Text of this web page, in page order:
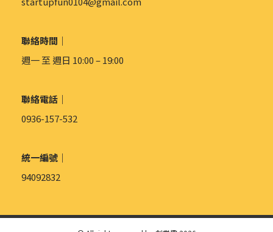
聯絡時間｜
週一 至 週日 10:00 – 19:00
聯絡電話｜
0936-157-532
統一編號｜
94092832